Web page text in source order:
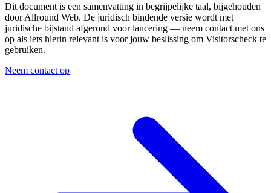
Dit document is een samenvatting in begrijpelijke taal, bijgehouden
door Allround Web. De juridisch bindende versie wordt met
juridische bijstand afgerond voor lancering — neem contact met ons
op als iets hierin relevant is voor jouw beslissing om Visitorscheck te
gebruiken.
Neem contact op